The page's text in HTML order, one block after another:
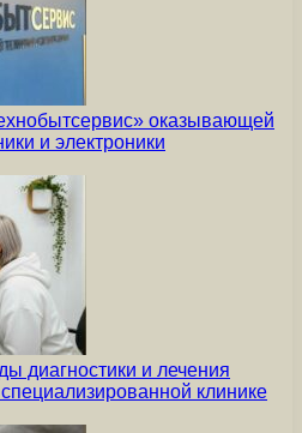
оказывающей
и электроники
диагностики и лечения
клинике